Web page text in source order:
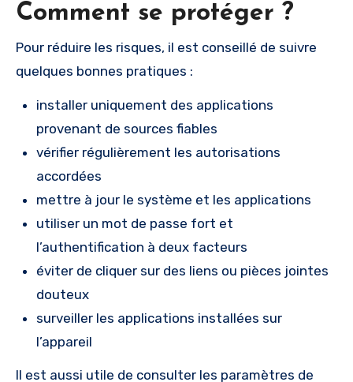
Comment se protéger ?
Pour réduire les risques, il est conseillé de suivre
quelques bonnes pratiques :
installer uniquement des applications
provenant de sources fiables
vérifier régulièrement les autorisations
accordées
mettre à jour le système et les applications
utiliser un mot de passe fort et
l’authentification à deux facteurs
éviter de cliquer sur des liens ou pièces jointes
douteux
surveiller les applications installées sur
l’appareil
Il est aussi utile de consulter les paramètres de